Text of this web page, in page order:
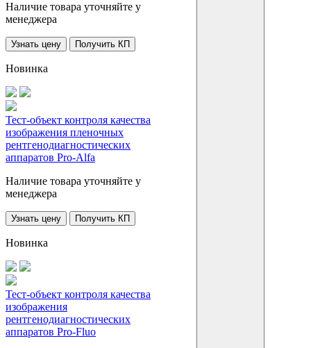
Наличие товара уточняйте у
менеджера
Узнать цену Получить КП
Новинка
Тест-объект контроля качества
изображения пленочных
рентгенодиагностических
аппаратов Pro-Alfa
Наличие товара уточняйте у
менеджера
Узнать цену Получить КП
Новинка
Тест-объект контроля качества
изображения
рентгенодиагностических
аппаратов Pro-Fluo